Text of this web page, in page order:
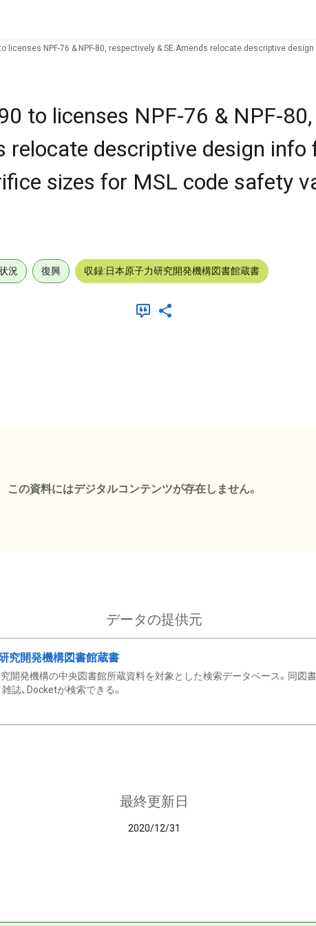
licenses NPF-76 & NPF-80, respectively & SE.Amends relocate descriptive
to licenses NPF-76 & NPF-80,
relocate descriptive design info
sizes for MSL code safety
況 復興 収録:日本原子力研究開発機構図書館蔵書
この資料にはデジタルコンテンツが存在しません。
データの提供元
究開発機構図書館蔵書
開発機構の中央図書館所蔵資料を対象とした検索データベース。同図
雑誌、Docketが検索できる。
最終更新日
2020/12/31